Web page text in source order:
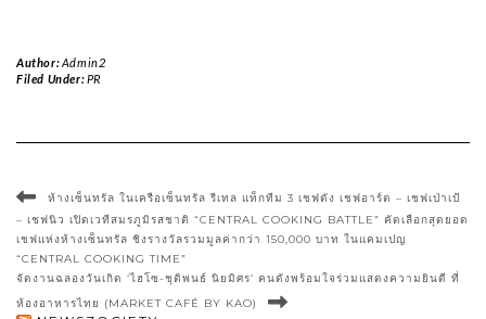
Author:Admin2
Filed Under:PR
ห้างเซ็นทรัล ในเครือเซ็นทรัล รีเทล แท็กทีม 3 เชฟดัง เชฟอาร์ต – เชฟเป่าเป้
– เชฟนิว เปิดเวทีสมรภูมิรสชาติ “CENTRAL COOKING BATTLE” คัดเลือกสุดยอด
เชฟแห่งห้างเซ็นทรัล ชิงรางวัลรวมมูลค่ากว่า 150,000 บาท ในแคมเปญ
“CENTRAL COOKING TIME”
จัดงานฉลองวันเกิด ‘ไฮโซ-ชุติพนธ์ นิยมิศร’ คนดังพร้อมใจร่วมแสดงความยินดี ที่
ห้องอาหารไทย (MARKET CAFÉ BY KAO)